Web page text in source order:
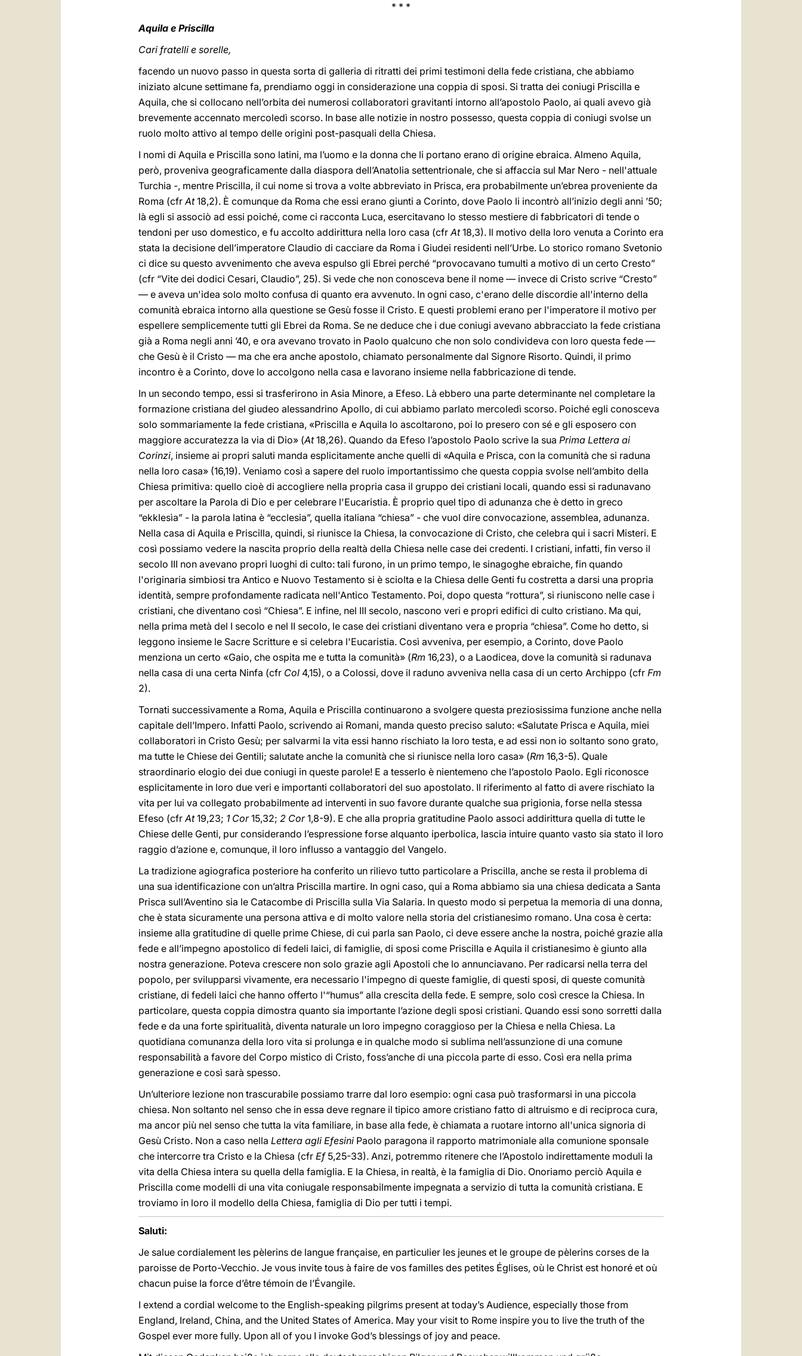
* * *
Aquila e Priscilla
Cari fratelli e sorelle,
facendo un nuovo passo in questa sorta di galleria di ritratti dei primi testimoni della fede cristiana, che abbiamo
iniziato alcune settimane fa, prendiamo oggi in considerazione una coppia di sposi. Si tratta dei coniugi Priscilla e
Aquila, che si collocano nell’orbita dei numerosi collaboratori gravitanti intorno all’apostolo Paolo, ai quali avevo già
brevemente accennato mercoledì scorso. In base alle notizie in nostro possesso, questa coppia di coniugi svolse un
ruolo molto attivo al tempo delle origini post-pasquali della Chiesa.
I nomi di Aquila e Priscilla sono latini, ma l’uomo e la donna che li portano erano di origine ebraica. Almeno Aquila,
però, proveniva geograficamente dalla diaspora dell’Anatolia settentrionale, che si affaccia sul Mar Nero - nell'attuale
Turchia -, mentre Priscilla, il cui nome si trova a volte abbreviato in Prisca, era probabilmente un’ebrea proveniente da
Roma (cfrAt18,2). È comunque da Roma che essi erano giunti a Corinto, dove Paolo li incontrò all’inizio degli anni ’50;
là egli si associò ad essi poiché, come ci racconta Luca, esercitavano lo stesso mestiere di fabbricatori di tende o
tendoni per uso domestico, e fu accolto addirittura nella loro casa (cfrAt18,3). Il motivo della loro venuta a Corinto era
stata la decisione dell’imperatore Claudio di cacciare da Roma i Giudei residenti nell’Urbe. Lo storico romano Svetonio
ci dice su questo avvenimento che aveva espulso gli Ebrei perché “provocavano tumulti a motivo di un certo Cresto”
(cfr “Vite dei dodici Cesari, Claudio”, 25). Si vede che non conosceva bene il nome — invece di Cristo scrive “Cresto”
— e aveva un'idea solo molto confusa di quanto era avvenuto. In ogni caso, c'erano delle discordie all'interno della
comunità ebraica intorno alla questione se Gesù fosse il Cristo. E questi problemi erano per l'imperatore il motivo per
espellere semplicemente tutti gli Ebrei da Roma. Se ne deduce che i due coniugi avevano abbracciato la fede cristiana
già a Roma negli anni ’40, e ora avevano trovato in Paolo qualcuno che non solo condivideva con loro questa fede —
che Gesù è il Cristo — ma che era anche apostolo, chiamato personalmente dal Signore Risorto. Quindi, il primo
incontro è a Corinto, dove lo accolgono nella casa e lavorano insieme nella fabbricazione di tende.
In un secondo tempo, essi si trasferirono in Asia Minore, a Efeso. Là ebbero una parte determinante nel completare la
formazione cristiana del giudeo alessandrino Apollo, di cui abbiamo parlato mercoledì scorso. Poiché egli conosceva
solo sommariamente la fede cristiana, «Priscilla e Aquila lo ascoltarono, poi lo presero con sé e gli esposero con
maggiore accuratezza la via di Dio» (At18,26). Quando da Efeso l’apostolo Paolo scrive la sua Prima Lettera ai
Corinzi, insieme ai propri saluti manda esplicitamente anche quelli di «Aquila e Prisca, con la comunità che si raduna
nella loro casa» (16,19). Veniamo così a sapere del ruolo importantissimo che questa coppia svolse nell’ambito della
Chiesa primitiva: quello cioè di accogliere nella propria casa il gruppo dei cristiani locali, quando essi si radunavano
per ascoltare la Parola di Dio e per celebrare l'Eucaristia. È proprio quel tipo di adunanza che è detto in greco
“ekklesìa” - la parola latina è “ecclesia”, quella italiana “chiesa” - che vuol dire convocazione, assemblea, adunanza.
Nella casa di Aquila e Priscilla, quindi, si riunisce la Chiesa, la convocazione di Cristo, che celebra qui i sacri Misteri. E
così possiamo vedere la nascita proprio della realtà della Chiesa nelle case dei credenti. I cristiani, infatti, fin verso il
secolo III non avevano propri luoghi di culto: tali furono, in un primo tempo, le sinagoghe ebraiche, fin quando
l'originaria simbiosi tra Antico e Nuovo Testamento si è sciolta e la Chiesa delle Genti fu costretta a darsi una propria
identità, sempre profondamente radicata nell'Antico Testamento. Poi, dopo questa “rottura”, si riuniscono nelle case i
cristiani, che diventano così “Chiesa”. E infine, nel III secolo, nascono veri e propri edifici di culto cristiano. Ma qui,
nella prima metà del I secolo e nel II secolo, le case dei cristiani diventano vera e propria “chiesa”. Come ho detto, si
leggono insieme le Sacre Scritture e si celebra l'Eucaristia. Così avveniva, per esempio, a Corinto, dove Paolo
menziona un certo «Gaio, che ospita me e tutta la comunità» (Rm 16,23), o a Laodicea, dove la comunità si radunava
nella casa di una certa Ninfa (cfr Col 4,15), o a Colossi, dove il raduno avveniva nella casa di un certo Archippo (cfr Fm
2).
Tornati successivamente a Roma, Aquila e Priscilla continuarono a svolgere questa preziosissima funzione anche nella
capitale dell’Impero. Infatti Paolo, scrivendo ai Romani, manda questo preciso saluto: «Salutate Prisca e Aquila, miei
collaboratori in Cristo Gesù; per salvarmi la vita essi hanno rischiato la loro testa, e ad essi non io soltanto sono grato,
ma tutte le Chiese dei Gentili; salutate anche la comunità che si riunisce nella loro casa» (Rm 16,3-5). Quale
straordinario elogio dei due coniugi in queste parole! E a tesserlo è nientemeno che l’apostolo Paolo. Egli riconosce
esplicitamente in loro due veri e importanti collaboratori del suo apostolato. Il riferimento al fatto di avere rischiato la
vita per lui va collegato probabilmente ad interventi in suo favore durante qualche sua prigionia, forse nella stessa
Efeso (cfrAt19,23; 1 Cor15,32; 2 Cor1,8-9). E che alla propria gratitudine Paolo associ addirittura quella di tutte le
Chiese delle Genti, pur considerando l’espressione forse alquanto iperbolica, lascia intuire quanto vasto sia stato il loro
raggio d’azione e, comunque, il loro influsso a vantaggio del Vangelo.
La tradizione agiografica posteriore ha conferito un rilievo tutto particolare a Priscilla, anche se resta il problema di
una sua identificazione con un’altra Priscilla martire. In ogni caso, qui a Roma abbiamo sia una chiesa dedicata a Santa
Prisca sull’Aventino sia le Catacombe di Priscilla sulla Via Salaria. In questo modo si perpetua la memoria di una donna,
che è stata sicuramente una persona attiva e di molto valore nella storia del cristianesimo romano. Una cosa è certa:
insieme alla gratitudine di quelle prime Chiese, di cui parla san Paolo, ci deve essere anche la nostra, poiché grazie alla
fede e all’impegno apostolico di fedeli laici, di famiglie, di sposi come Priscilla e Aquila il cristianesimo è giunto alla
nostra generazione. Poteva crescere non solo grazie agli Apostoli che lo annunciavano. Per radicarsi nella terra del
popolo, per svilupparsi vivamente, era necessario l'impegno di queste famiglie, di questi sposi, di queste comunità
cristiane, di fedeli laici che hanno offerto l'“humus” alla crescita della fede. E sempre, solo così cresce la Chiesa. In
particolare, questa coppia dimostra quanto sia importante l’azione degli sposi cristiani. Quando essi sono sorretti dalla
fede e da una forte spiritualità, diventa naturale un loro impegno coraggioso per la Chiesa e nella Chiesa. La
quotidiana comunanza della loro vita si prolunga e in qualche modo si sublima nell’assunzione di una comune
responsabilità a favore del Corpo mistico di Cristo, foss’anche di una piccola parte di esso. Così era nella prima
generazione e così sarà spesso.
Un’ulteriore lezione non trascurabile possiamo trarre dal loro esempio: ogni casa può trasformarsi in una piccola
chiesa. Non soltanto nel senso che in essa deve regnare il tipico amore cristiano fatto di altruismo e di reciproca cura,
ma ancor più nel senso che tutta la vita familiare, in base alla fede, è chiamata a ruotare intorno all'unica signoria di
Gesù Cristo. Non a caso nella Lettera agli Efesini Paolo paragona il rapporto matrimoniale alla comunione sponsale
che intercorre tra Cristo e la Chiesa (cfr Ef5,25-33). Anzi, potremmo ritenere che l’Apostolo indirettamente moduli la
vita della Chiesa intera su quella della famiglia. E la Chiesa, in realtà, è la famiglia di Dio. Onoriamo perciò Aquila e
Priscilla come modelli di una vita coniugale responsabilmente impegnata a servizio di tutta la comunità cristiana. E
troviamo in loro il modello della Chiesa, famiglia di Dio per tutti i tempi.
Saluti:
Je salue cordialement les pèlerins de langue française, en particulier les jeunes et le groupe de pèlerins corses de la
paroisse de Porto-Vecchio. Je vous invite tous à faire de vos familles des petites Églises, où le Christ est honoré et où
chacun puise la force d’être témoin de l’Évangile.
I extend a cordial welcome to the English-speaking pilgrims present at today’s Audience, especially those from
England, Ireland, China, and the United States of America. May your visit to Rome inspire you to live the truth of the
Gospel ever more fully. Upon all of you I invoke God’s blessings of joy and peace.